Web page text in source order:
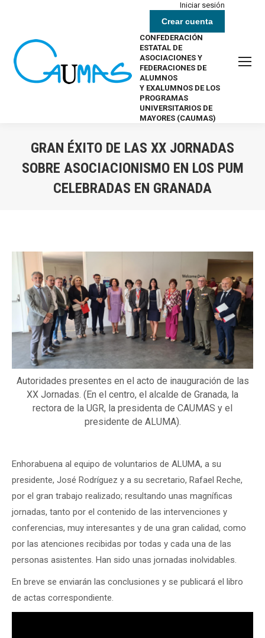
Iniciar sesión
Crear cuenta
CONFEDERACIÓN
ESTATAL DE
ASOCIACIONES Y
FEDERACIONES DE
ALUMNOS
Y EXALUMNOS DE LOS
PROGRAMAS
UNIVERSITARIOS DE
MAYORES (CAUMAS)
GRAN ÉXITO DE LAS XX JORNADAS
SOBRE ASOCIACIONISMO EN LOS PUM
CELEBRADAS EN GRANADA
Autoridades presentes en el acto de inauguración de las
XX Jornadas. (En el centro, el alcalde de Granada, la
rectora de la UGR, la presidenta de CAUMAS y el
presidente de ALUMA).
Enhorabuena al equipo de voluntarios de ALUMA, a su
presidente, José Rodríguez y a su secretario, Rafael Reche,
por el gran trabajo realizado; resultando unas magníficas
jornadas, tanto por el contenido de las intervenciones y
conferencias, muy interesantes y de una gran calidad, como
por las atenciones recibidas por todas y cada una de las
personas asistentes. Han sido unas jornadas inolvidables.
En breve se enviarán las conclusiones y se publicará el libro
de actas correspondiente.